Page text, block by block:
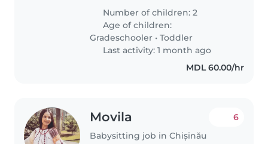
la gradinita pe motiv de boala. in
rest copiii sunt la scoala si la
gradinita e neboie doar..
Number of children: 2
Age of children:
Gradeschooler •Toddler
Last activity: 1 month ago
MDL 60.00/hr
Movila
Babysitting job in Chișinău
6